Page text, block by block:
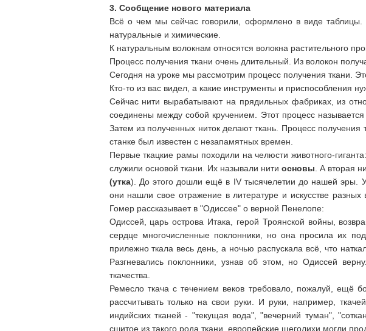
3. Сообщение нового материала
Всё о чем мы сейчас говорили, оформлено в виде
натуральные и химические.
К натуральным волокнам относятся волокна растительного
Процесс получения ткани очень длительный. Из волокон
Сегодня на уроке мы рассмотрим процесс получения ткани.
Кто-то из вас видел, а какие инструменты и приспособления
Сейчас нити вырабатывают на прядильных фабриках, из
соединены между собой кручением. Этот процесс называется
Затем из полученных ниток делают ткань. Процесс получения
станке был известен с незапамятных времен.
Первые ткацкие рамы походили на челюсти животного-
служили основой ткани. Их называли нити основы . А вторая
(утка). До этого дошли ещё в IV тысячелетии до нашей эры.
они нашли свое отражение в литературе и искусстве
Гомер рассказывает в "Одиссее" о верной Пенелопе:
Одиссей, царь острова Итака, герой Троянской войны,
сердце многочисленные поклонники, но она просила их
прилежно ткала весь день, а ночью распускала всё, что
Разгневались поклонники, узнав об этом, но Одиссей
ткачества.
Ремесло ткача с течением веков требовало, пожалуй, ещё
рассчитывать только на свои руки. И руки, например,
индийских тканей - "текущая вода", "вечерний туман",
сшитое из такого рода ткани, европейские щеголихи могли